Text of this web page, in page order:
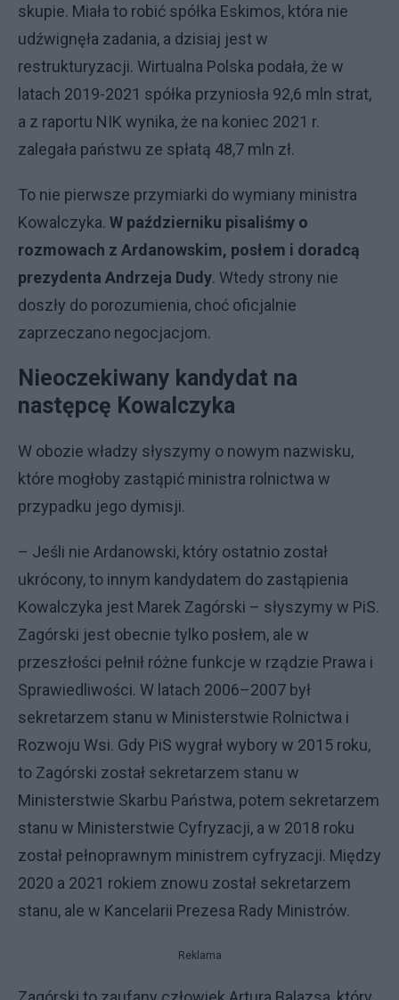
skupie. Miała to robić spółka Eskimos, która nie
udźwignęła zadania, a dzisiaj jest w
restrukturyzacji. Wirtualna Polska podała, że w
latach 2019-2021 spółka przyniosła 92,6 mln strat,
a z raportu NIK wynika, że na koniec 2021 r.
zalegała państwu ze spłatą 48,7 mln zł.
To nie pierwsze przymiarki do wymiany ministra
Kowalczyka. W październiku pisaliśmy o
rozmowach z Ardanowskim, posłem i doradcą
prezydenta Andrzeja Dudy. Wtedy strony nie
doszły do porozumienia, choć oficjalnie
zaprzeczano negocjacjom.
Nieoczekiwany kandydat na
następcę Kowalczyka
W obozie władzy słyszymy o nowym nazwisku,
które mogłoby zastąpić ministra rolnictwa w
przypadku jego dymisji.
– Jeśli nie Ardanowski, który ostatnio został
ukrócony, to innym kandydatem do zastąpienia
Kowalczyka jest Marek Zagórski – słyszymy w PiS.
Zagórski jest obecnie tylko posłem, ale w
przeszłości pełnił różne funkcje w rządzie Prawa i
Sprawiedliwości. W latach 2006–2007 był
sekretarzem stanu w Ministerstwie Rolnictwa i
Rozwoju Wsi. Gdy PiS wygrał wybory w 2015 roku,
to Zagórski został sekretarzem stanu w
Ministerstwie Skarbu Państwa, potem sekretarzem
stanu w Ministerstwie Cyfryzacji, a w 2018 roku
został pełnoprawnym ministrem cyfryzacji. Między
2020 a 2021 rokiem znowu został sekretarzem
stanu, ale w Kancelarii Prezesa Rady Ministrów.
Reklama